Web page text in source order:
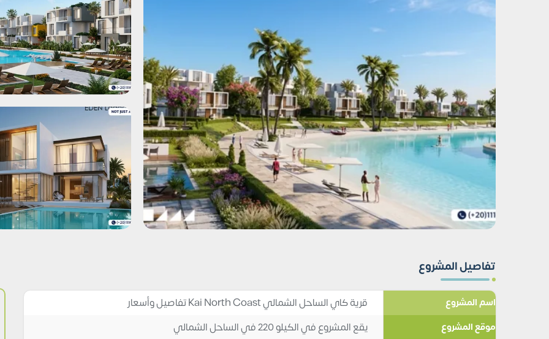
تفاصيل المشروع
اسم المشروع قرية كاي الساحل الشمالي Kai North Coast تفاصيل وأسعار
موقع المشروع يقع المشروع في الكيلو 220 في الساحل الشمالي